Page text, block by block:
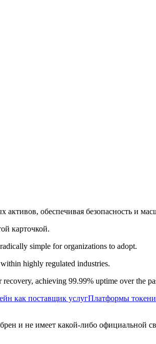
обеспечивая безопасность и
карточкой.
simple for organizations to adopt.
highly regulated industries.
achieving 99.99% uptime over the
как поставщик услугПлатформы
и не имеет какой-либо официальной